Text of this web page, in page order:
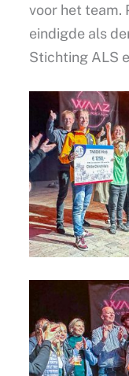
voor het team.
eindigde als
Stichting ALS